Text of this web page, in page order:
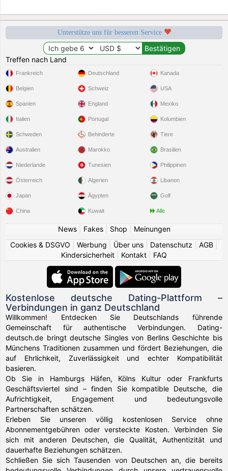
Unterstütze uns für besseren Service
Treffen nach Land
Frankreich
Belgien
Spanien
Italien
Schweden
Deutschland
Schweiz
England
Portugal
Behinderte
Kanada
USA
Mexiko
Kolumbien
Tiere
Australien
Niederlande
Österreich
Japan
China
Marokko
Tunesien
Algerien
Ägypten
Kuwait
Brasilien
Philippinen
Libanon
Golf
Alle
News| Fakes| Shop
Meinungen
Cookies & DSGVO
Werbung Über uns Datenschutz AGB
Kindersicherheit
Kontakt FAQ
Kostenlose deutsche Dating-Plattform –
Verbindungen in ganz Deutschland
Willkommen! Entdecken Sie Deutschlands führende
Gemeinschaft für authentische Verbindungen. Dating-
deutsch.de bringt deutsche Singles von Berlins Geschichte bis
Münchens Traditionen zusammen und fördert Beziehungen, die
auf Ehrlichkeit, Zuverlässigkeit und echter Kompatibilität
basieren.
Ob Sie in Hamburgs Häfen, Kölns Kultur oder Frankfurts
Geschäftsviertel sind – finden Sie kompatible Deutsche, die
Aufrichtigkeit, Engagement und bedeutungsvolle
Partnerschaften schätzen.
Erleben Sie unseren völlig kostenlosen Service ohne
Abonnementgebühren oder versteckte Kosten. Verbinden Sie
sich mit anderen Deutschen, die Qualität, Authentizität und
dauerhafte Beziehungen schätzen.
Schließen Sie sich Tausenden von Deutschen an, die bereits